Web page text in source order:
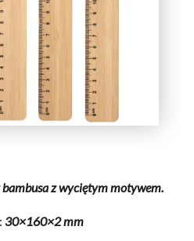
z wyciętym motywem.
30×160×2 mm